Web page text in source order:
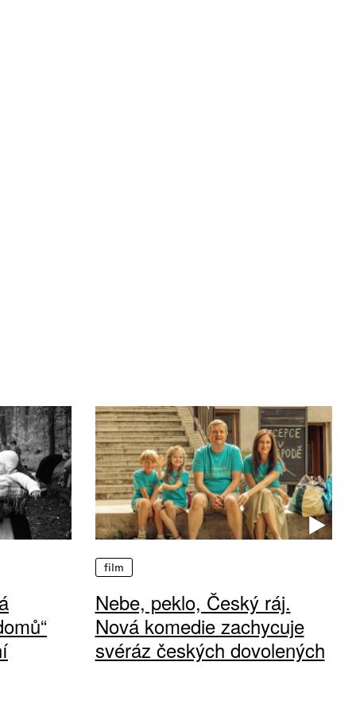
film
Nebe, peklo, Český ráj.
Nová komedie zachycuje
svéráz českých dovolených